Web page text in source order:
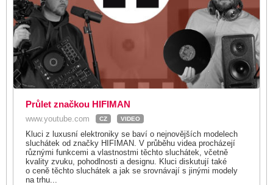
Průlet značkou HIFIMAN
www.youtube.com CZ VIDEO
Kluci z luxusní elektroniky se baví o nejnovějších modelech
sluchátek od značky HIFIMAN. V průběhu videa procházejí
různými funkcemi a vlastnostmi těchto sluchátek, včetně
kvality zvuku, pohodlnosti a designu. Kluci diskutují také
o ceně těchto sluchátek a jak se srovnávají s jinými modely
na trhu...